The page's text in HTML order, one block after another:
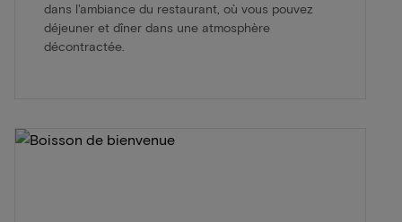
dans l'ambiance du restaurant, où vous pouvez
déjeuner et dîner dans une atmosphère
décontractée.